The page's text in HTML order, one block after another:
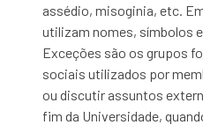
assédio, misoginia, etc.
utilizam nomes, símbolos
Exceções são os grupos
sociais utilizados por
ou discutir assuntos
fim da Universidade,